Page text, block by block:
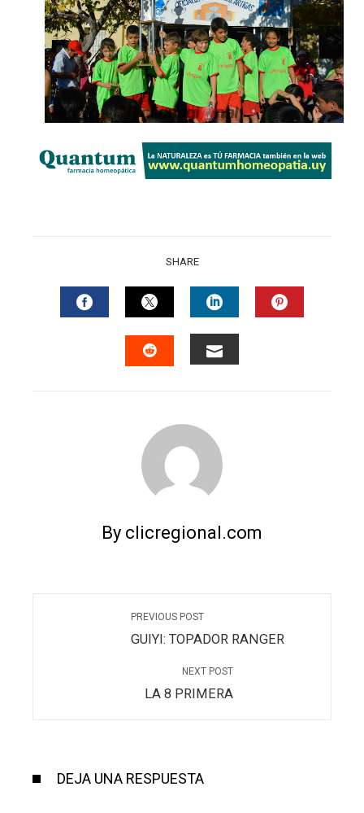
SHARE
FACEBOOKTWITTERLINKEDIN
By clicregional.com
PREVIOUS POST
GUIYI: TOPADOR RANGER
NEXT POST
LA 8 PRIMERA
DEJA UNA RESPUESTA